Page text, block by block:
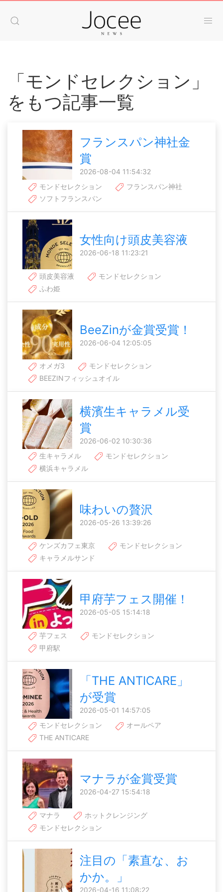
「モンドセレクション」
をもつ記事一覧
フランスパン神社金
賞
2026-08-04 11:54:32
モンドセレクション
フランスパン神社
ソフトフランスパン
女性向け頭皮美容液
2026-06-18 11:23:21
頭皮美容液
モンドセレクション
ふわ姫
BeeZinが金賞受賞！
2026-06-04 12:05:05
オメガ3
モンドセレクション
BEEZINフィッシュオイル
横濱生キャラメル受
賞
2026-06-02 10:30:36
生キャラメル
モンドセレクション
横浜キャラメル
味わいの贅沢
2026-05-26 13:39:26
ケンズカフェ東京
モンドセレクション
キャラメルサンド
甲府芋フェス開催！
2026-05-05 15:14:18
芋フェス
モンドセレクション
甲府駅
「THE ANTICARE」
が受賞
2026-05-01 14:57:05
モンドセレクション
オールペア
THE ANTICARE
マナラが金賞受賞
2026-04-27 15:54:18
マナラ
ホットクレンジング
モンドセレクション
注目の「素直な、お
かか。」
2026-04-16 11:08:22